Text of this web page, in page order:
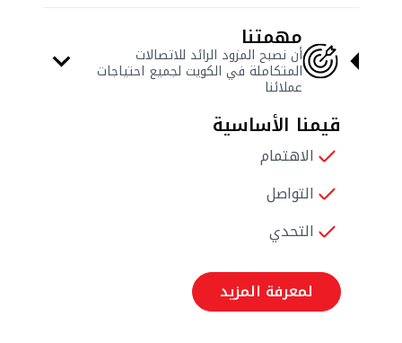
مهمتنا
أن نصبح المزود الرائد للاتصالات
المتكاملة في الكويت لجميع احتياجات
عملائنا
قيمنا الأساسية
الاهتمام
التواصل
التحدي
لمعرفة المزيد